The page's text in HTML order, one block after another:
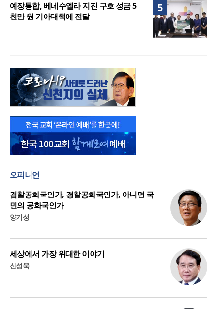
5
예장통합, 베네수엘라 지진 구호 성금 5
천만 원 기아대책에 전달
오피니언
검찰공화국인가, 경찰공화국인가, 아니면 국
민의 공화국인가
양기성
세상에서 가장 위대한 이야기
신성욱